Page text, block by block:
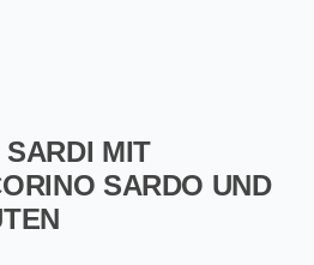
MIT
SARDO UND